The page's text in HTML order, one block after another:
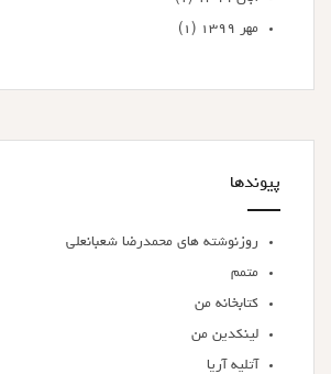
مهر ۱۳۹۹
(۱)
پیوندها
روزنوشته های محمدرضا شعبانعلی
متمم
کتابخانه من
لینکدین من
آتلیه آریا